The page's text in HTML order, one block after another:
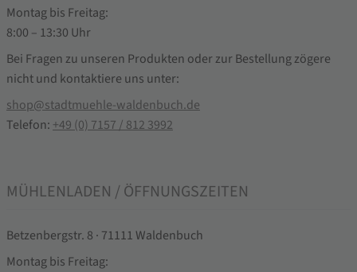
Montag bis Freitag:
8:00 – 13:30 Uhr
Bei Fragen zu unseren Produkten oder zur Bestellung zögere
nicht und kontaktiere uns unter:
shop@stadtmuehle-waldenbuch.de
Telefon: +49 (0) 7157 / 812 3992
MÜHLENLADEN / ÖFFNUNGSZEITEN
Betzenbergstr. 8 · 71111 Waldenbuch
Montag bis Freitag: